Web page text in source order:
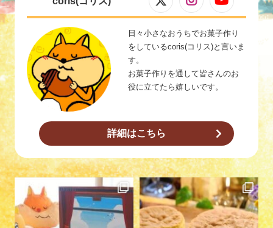
日々小さなおうちでお菓子作り
をしているcoris(コリス)と言いま
す。
お菓子作りを通して皆さんのお
役に立てたら嬉しいです。
詳細はこちら